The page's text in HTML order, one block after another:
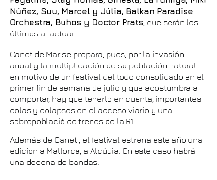
Núñez, Suu, Marcel y Júlia, Balkan Paradise
Orchestra, Buhos y Doctor Prats, que serán los
últimos al actuar.
Canet de Mar se prepara, pues, por la invasión
anual y la multiplicación de su población natural
en motivo de un festival del todo consolidado en el
primer fin de semana de julio y que acostumbra a
comportar, hay que tenerlo en cuenta, importantes
colas y colapsos en el acceso viario y una
sobrepoblació de trenes de la R1.
Además de Canet , el festival estrena este año una
edición a Mallorca, a Alcúdia. En este caso habrá
una docena de bandas.